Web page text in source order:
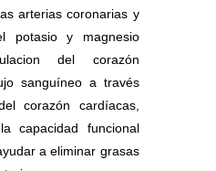
arterias coronarias y
potasio y magnesio
del corazón
sanguíneo a través
corazón cardíacas,
capacidad funcional
a eliminar grasas